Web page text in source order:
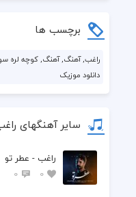
برچسب ها
راغب, آهنگ, آهنگ, کوچه لره
دانلود موزیک
سایر آهنگهای
راغب - عطر تو
0
0